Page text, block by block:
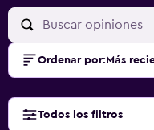
Ordenar por: Más
Todos los filtros